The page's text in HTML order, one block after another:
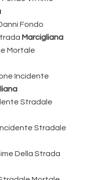
Fondo
Marcigliana
Mortale
Incidente
Stradale
Stradale
Della Strada